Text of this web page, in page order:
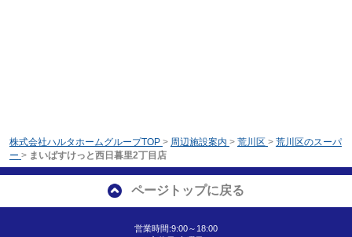
株式会社ハルタホームグループTOP > 周辺施設案内 > 荒川区 > 荒川区のスーパ
ー > まいばすけっと西日暮里2丁目店
ページトップに戻る
営業時間:9:00～18:00